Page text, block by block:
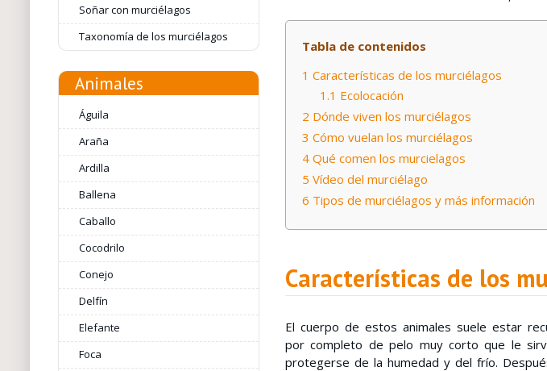
Soñar con murciélagos
Taxonomía de los murciélagos
Animales
Águila
Araña
Ardilla
Ballena
Caballo
Cocodrilo
Conejo
Delfín
Elefante
Foca
Tabla de contenidos
1 Características de los murciélagos
1.1 Ecolocación
2 Dónde viven los murciélagos
3 Cómo vuelan los murciélagos
4Qué comen los murcielagos
5 Vídeo del murciélago
6 Tipos de murciélagos y más información
Características de los
El cuerpo de estos animales suele estar
por completo de pelo muy corto que le
protegerse de la humedad y del frío.